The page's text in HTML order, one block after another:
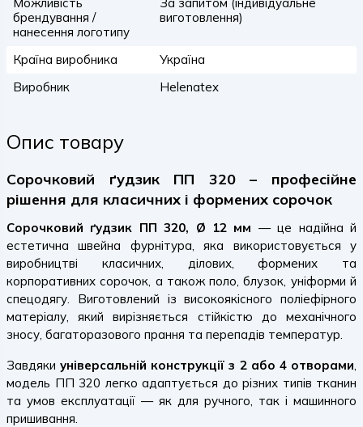
брендування /
нанесення логотипу
виготовлення)
Країна виробника
Україна
Виробник
Helenatex
Опис товару
Сорочковий ґудзик ПП 320 – професійне
рішення для класичних і формених сорочок
Сорочковий ґудзик ПП 320, Ø 12 мм — це надійна й
естетична швейна фурнітура, яка використовується у
виробництві класичних, ділових, формених та
корпоративних сорочок, а також поло, блузок, уніформи й
спецодягу. Виготовлений із високоякісного поліефірного
матеріалу, який вирізняється стійкістю до механічного
зносу, багаторазового прання та перепадів температур.
Завдякиуніверсальній конструкції з 2 або 4 отворами,
модель ПП 320 легко адаптується до різних типів тканин
та умов експлуатації — як для ручного, так і машинного
пришивання.